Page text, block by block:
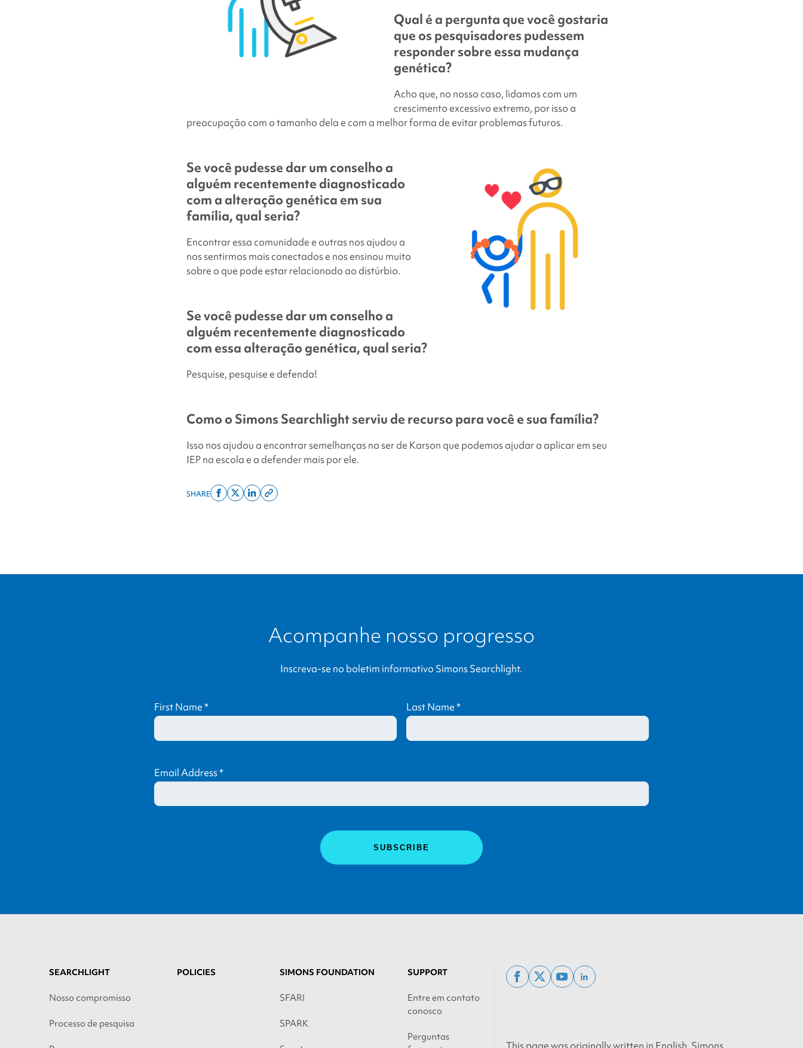
Qual é a pergunta que você gostaria
que os pesquisadores pudessem
responder sobre essa mudança
genética?
Acho que, no nosso caso, lidamos com um
crescimento excessivo extremo, por isso a
preocupação com o tamanho dela e com a melhor forma de evitar problemas futuros.
Se você pudesse dar um conselho a
alguém recentemente diagnosticado
com a alteração genética em sua
família, qual seria?
Encontrar essa comunidade e outras nos ajudou a
nos sentirmos mais conectados e nos ensinou muito
sobre o que pode estar relacionado ao distúrbio.
Se você pudesse dar um conselho a
alguém recentemente diagnosticado
com essa alteração genética, qual seria?
Pesquise, pesquise e defenda!
Como o Simons Searchlightserviu de recurso para você e sua família?
Isso nos ajudou a encontrar semelhanças no ser de Karson que podemos ajudar a aplicar em seu
IEP na escola e a defender mais por ele.
SHARE
ShareShareShareCopy
Acompanhe nosso progresso
Inscreva-se no boletim informativo Simons Searchlight.
First Name* Last Name*
Email Address*
SEARCHLIGHT
Nosso compromisso
Processo de pesquisa
POLICIES SIMONS FOUNDATION
SFARI
SPARK
SUPPORT
Entre em contato
conosco
Perguntas
facebook
x
youtubelinkedin